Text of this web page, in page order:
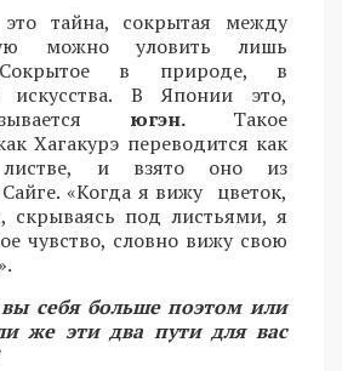
тайна, сокрытая между
можно уловить лишь
Сокрытое в природе, в
искусства. В Японии это,
югэн.Такое
Хагакурэ переводится как
и взято оно из
«Когда я вижу цветок,
скрываясь под листьями, я
чувство, словно вижу свою
вы себя больше поэтом или
же эти два пути для вас